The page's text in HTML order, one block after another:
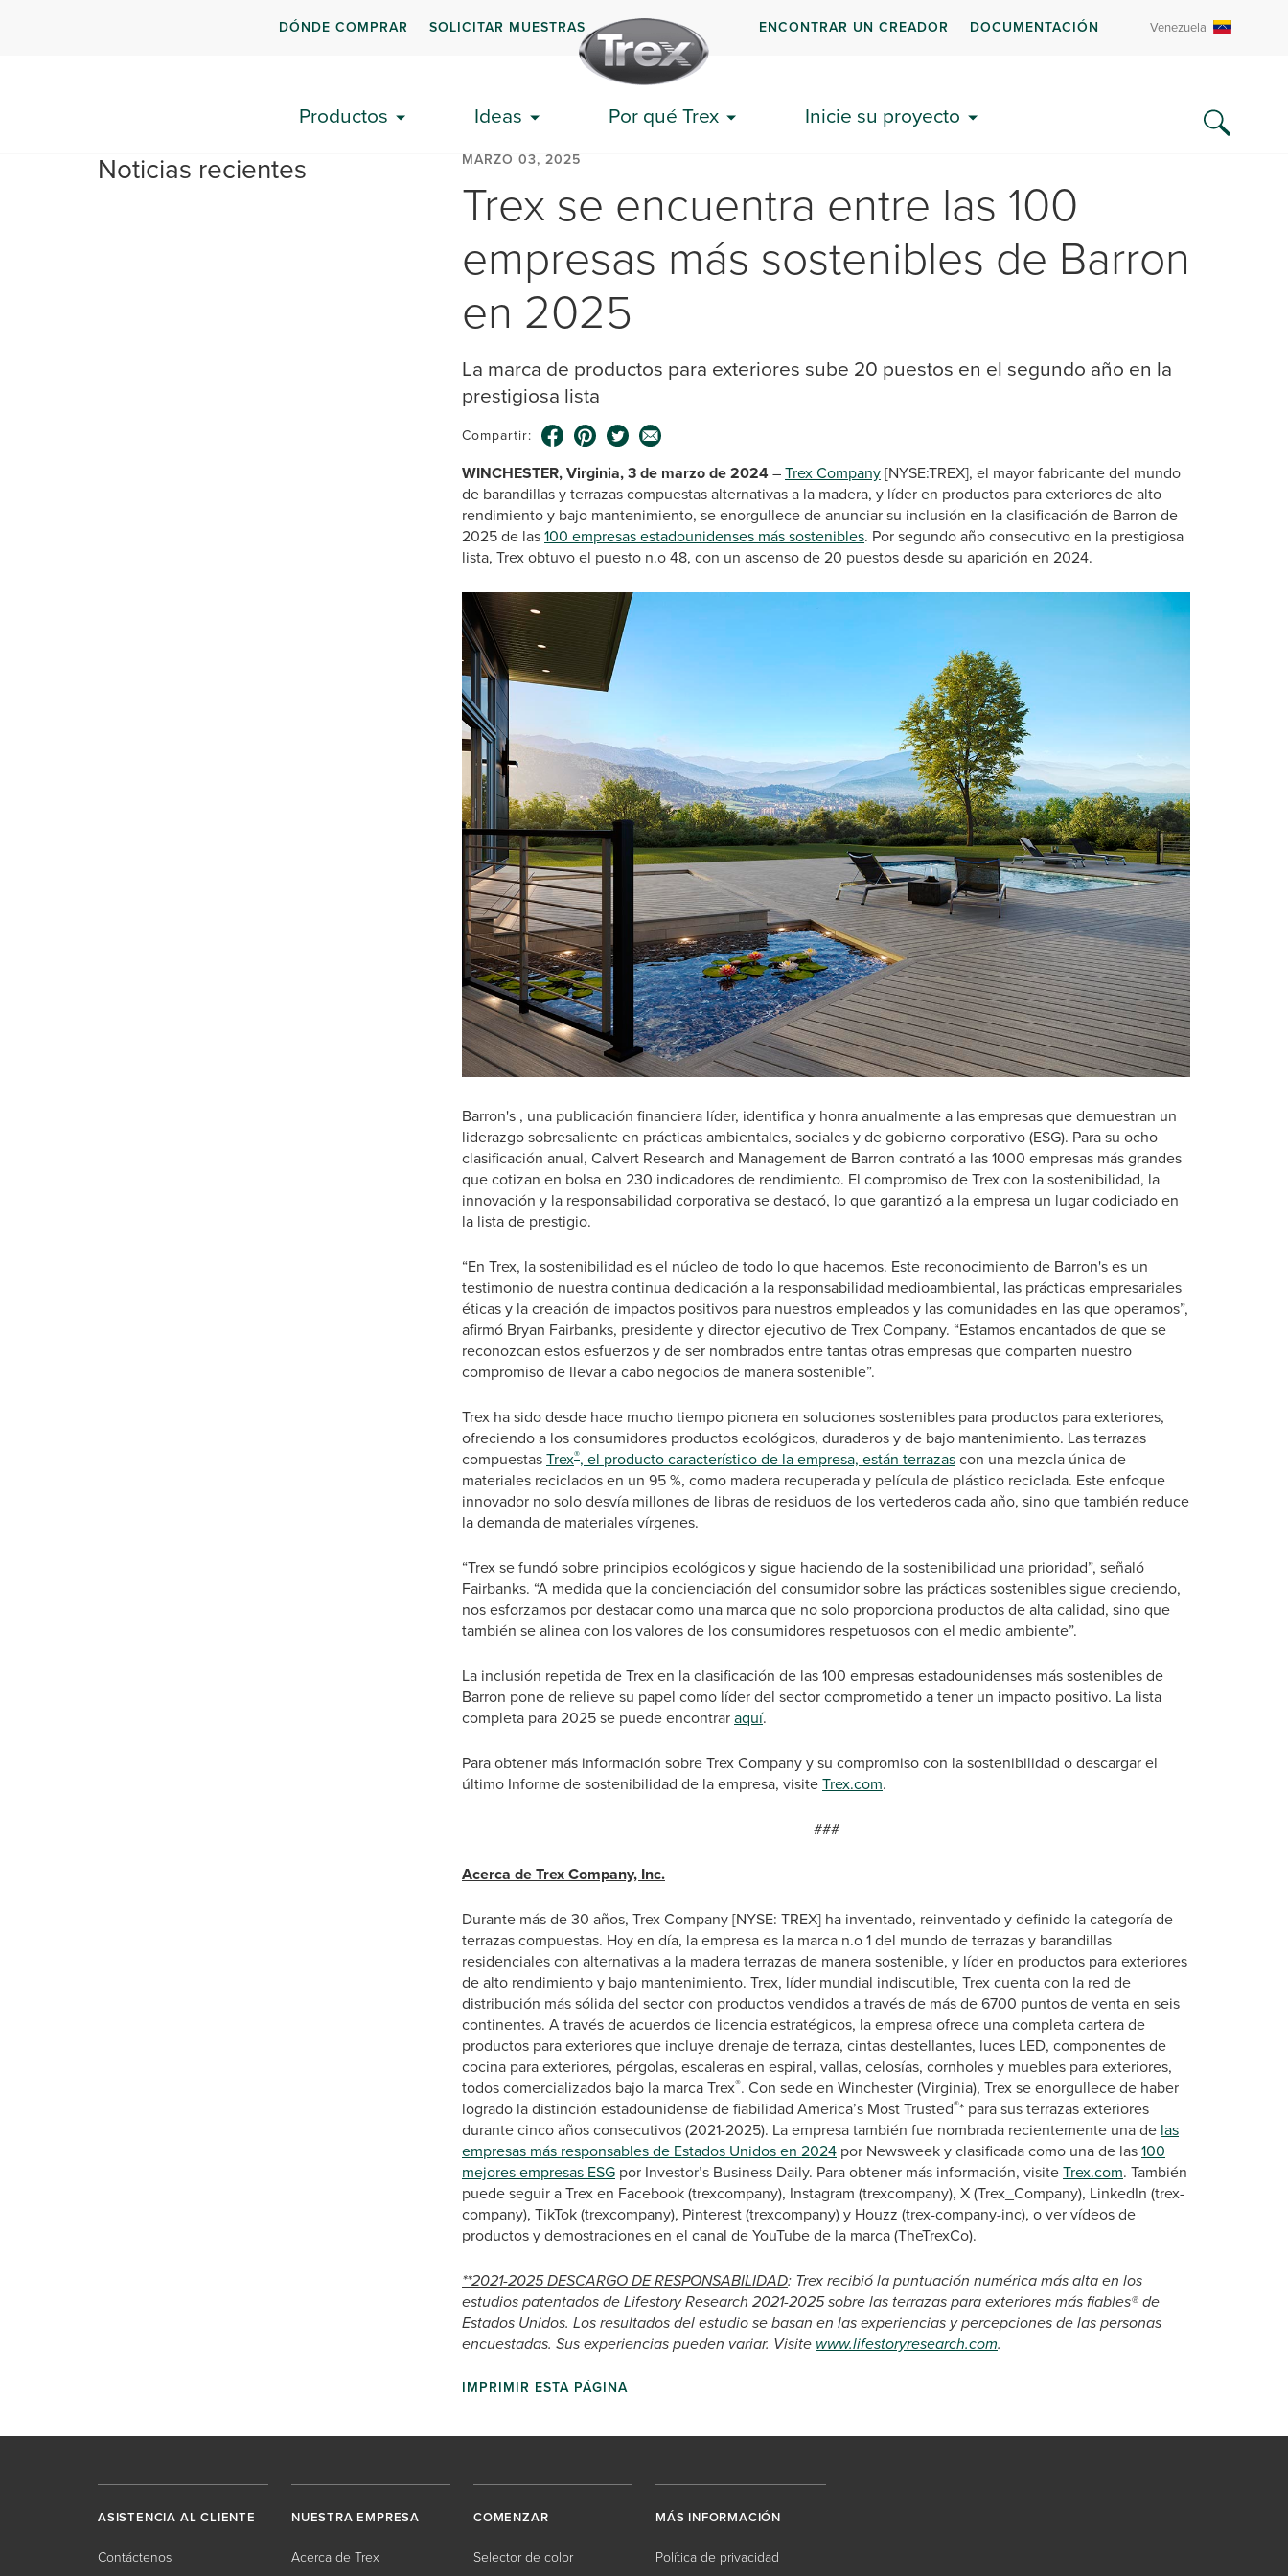
DÓNDE COMPRAR SOLICITAR MUESTRAS ENCONTRAR UN CREADOR DOCUMENTACIÓN Venezuela
Productos Ideas Por qué Trex Inicie su proyecto
Noticias recientes MARZO 03, 2025
Trex se encuentra entre las 100
empresas más sostenibles de Barron
en 2025
La marca de productos para exteriores sube 20 puestos en el segundo año en la
prestigiosa lista
Compartir:
WINCHESTER, Virginia, 3 de marzo de 2024–Trex Company[NYSE:TREX], el mayor fabricante del mundo
de barandillas y terrazas compuestas alternativas a la madera, y líder en productos para exteriores de alto
rendimiento y bajo mantenimiento, se enorgullece de anunciar su inclusión en la clasificación de Barron de
2025 de las100 empresas estadounidenses más sostenibles. Por segundo año consecutivo en la prestigiosa
lista, Trex obtuvo el puesto n.o 48, con un ascenso de 20 puestos desde su aparición en 2024.
Barron's , una publicación financiera líder, identifica y honra anualmente a las empresas que demuestran un
liderazgo sobresaliente en prácticas ambientales, sociales y de gobierno corporativo (ESG). Para su ocho
clasificación anual, Calvert Research and Management de Barron contrató a las 1000 empresas más grandes
que cotizan en bolsa en 230 indicadores de rendimiento. El compromiso de Trex con la sostenibilidad, la
innovación y la responsabilidad corporativa se destacó, lo que garantizó a la empresa un lugar codiciado en
la lista de prestigio.
“En Trex, la sostenibilidad es el núcleo de todo lo que hacemos. Este reconocimiento de Barron's es un
testimonio de nuestra continua dedicación a la responsabilidad medioambiental, las prácticas empresariales
éticas y la creación de impactos positivos para nuestros empleados y las comunidades en las que operamos”,
afirmó Bryan Fairbanks, presidente y director ejecutivo de Trex Company. “Estamos encantados de que se
reconozcan estos esfuerzos y de ser nombrados entre tantas otras empresas que comparten nuestro
compromiso de llevar a cabo negocios de manera sostenible”.
Trex ha sido desde hace mucho tiempo pionera en soluciones sostenibles para productos para exteriores,
ofreciendo a los consumidores productos ecológicos, duraderos y de bajo mantenimiento. Las terrazas
compuestasTrex®, el producto característico de la empresa, están terrazascon una mezcla única de
materiales reciclados en un 95 %, como madera recuperada y película de plástico reciclada. Este enfoque
innovador no solo desvía millones de libras de residuos de los vertederos cada año, sino que también reduce
la demanda de materiales vírgenes.
“Trex se fundó sobre principios ecológicos y sigue haciendo de la sostenibilidad una prioridad”, señaló
Fairbanks. “A medida que la concienciación del consumidor sobre las prácticas sostenibles sigue creciendo,
nos esforzamos por destacar como una marca que no solo proporciona productos de alta calidad, sino que
también se alinea con los valores de los consumidores respetuosos con el medio ambiente”.
La inclusión repetida de Trex en la clasificación de las 100 empresas estadounidenses más sostenibles de
Barron pone de relieve su papel como líder del sector comprometido a tener un impacto positivo. La lista
completa para 2025 se puede encontraraquí.
Para obtener más información sobre Trex Company y su compromiso con la sostenibilidad o descargar el
último Informe de sostenibilidad de la empresa, visiteTrex.com.
###
Acerca de Trex Company, Inc.
Durante más de 30 años, Trex Company [NYSE: TREX] ha inventado, reinventado y definido la categoría de
terrazas compuestas. Hoy en día, la empresa es la marca n.o 1 del mundo de terrazas y barandillas
residenciales con alternativas a la madera terrazas de manera sostenible, y líder en productos para exteriores
de alto rendimiento y bajo mantenimiento. Trex, líder mundial indiscutible, Trex cuenta con la red de
distribución más sólida del sector con productos vendidos a través de más de 6700 puntos de venta en seis
continentes. A través de acuerdos de licencia estratégicos, la empresa ofrece una completa cartera de
productos para exteriores que incluye drenaje de terraza, cintas destellantes, luces LED, componentes de
cocina para exteriores, pérgolas, escaleras en espiral, vallas, celosías, cornholes y muebles para exteriores,
todos comercializados bajo la marca Trex®. Con sede en Winchester (Virginia), Trex se enorgullece de haber
logrado la distinción estadounidense de fiabilidad America’s Most Trusted®* para sus terrazas exteriores
durante cinco años consecutivos (2021-2025). La empresa también fue nombrada recientemente una de las
empresas más responsables de Estados Unidos en 2024 por Newsweek y clasificada como una de las100
mejores empresas ESG por Investor’s Business Daily. Para obtener más información, visiteTrex.com. También
puede seguir a Trex en Facebook (trexcompany), Instagram (trexcompany), X (Trex_Company), LinkedIn (trex-
company), TikTok (trexcompany), Pinterest (trexcompany) y Houzz (trex-company-inc), o ver vídeos de
productos y demostraciones en el canal de YouTube de la marca (TheTrexCo).
**2021-2025 DESCARGO DE RESPONSABILIDAD: Trex recibió la puntuación numérica más alta en los
estudios patentados de Lifestory Research 2021-2025 sobre las terrazas para exteriores más fiables® de
Estados Unidos. Los resultados del estudio se basan en las experiencias y percepciones de las personas
encuestadas. Sus experiencias pueden variar. Visite www.lifestoryresearch.com.
IMPRIMIR ESTA PÁGINA
ASISTENCIA AL CLIENTE
Contáctenos
NUESTRA EMPRESA
Acerca de Trex
COMENZAR
Selector de color
MÁS INFORMACIÓN
Política de privacidad